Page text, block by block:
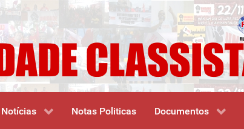
Notícias Notas Politicas Documentos